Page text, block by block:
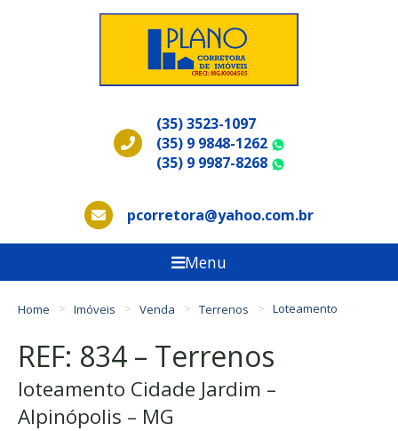
(35) 3523-1097
(35) 9 9848-1262
(35) 9 9987-8268
pcorretora@yahoo.com.br
Menu
Home Imóveis Venda Terrenos Loteamento
REF: 834 – Terrenos
loteamento Cidade Jardim –
Alpinópolis – MG